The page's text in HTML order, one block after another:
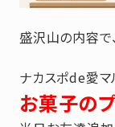
盛沢山の内容で
ナカスポde愛
お菓子の